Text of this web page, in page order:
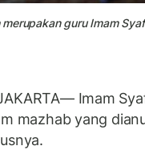
guru Imam
Imam
mazhab yang